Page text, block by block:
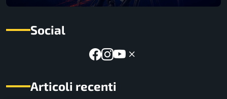
Social
Articoli recenti